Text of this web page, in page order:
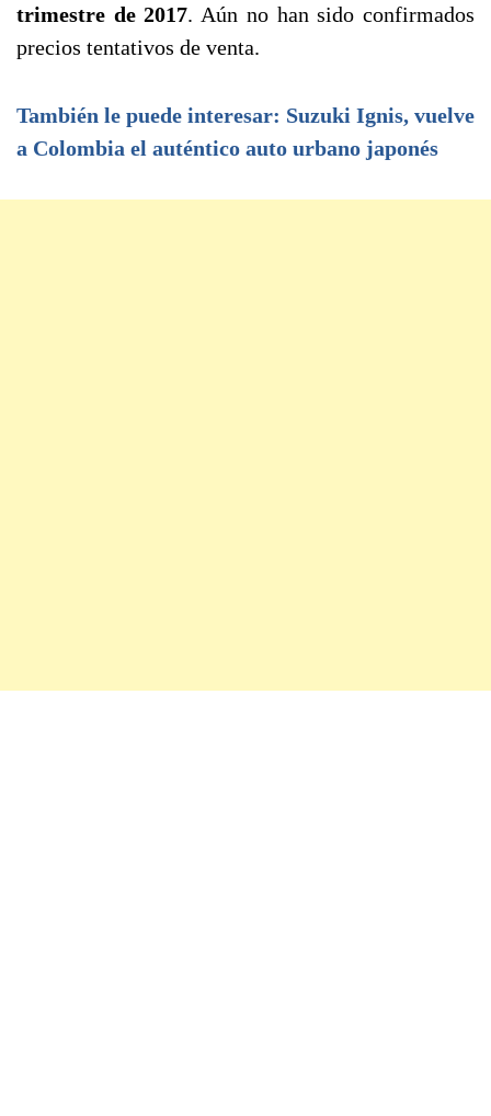
trimestre de 2017. Aún no han sido confirmados
precios tentativos de venta.
También le puede interesar: Suzuki Ignis, vuelve
a Colombia el auténtico auto urbano japonés